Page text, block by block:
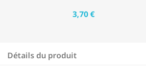
3,70 €
Détails du produit